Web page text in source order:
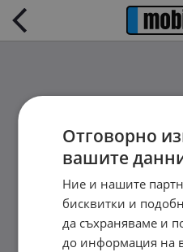
Отговорно
вашите
Ние и нашите
бисквитки и
да съхраняваме и
до информация на